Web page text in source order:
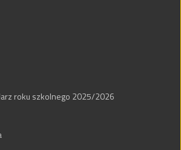
roku szkolnego 2025/2026